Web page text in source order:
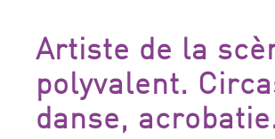
Artiste de la
polyvalent.
danse,